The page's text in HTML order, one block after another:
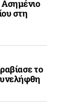
στη
το